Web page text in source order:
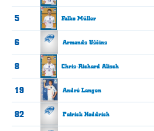
5 Falko Müller
6 Armands Uščins
8 Chris-Richard Alisch
19 André Langen
82 Patrick Heddrich